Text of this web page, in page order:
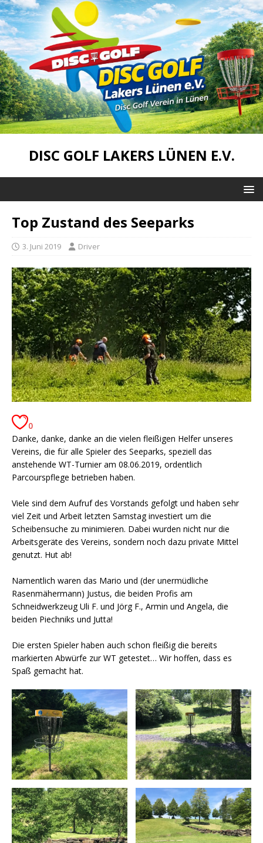
DISC GOLF LAKERS LÜNEN E.V.
Top Zustand des Seeparks
3. Juni 2019 Driver
0
Danke, danke, danke an die vielen fleißigen Helfer unseres
Vereins, die für alle Spieler des Seeparks, speziell das
anstehende WT-Turnier am 08.06.2019, ordentlich
Parcourspflege betrieben haben.
Viele sind dem Aufruf des Vorstands gefolgt und haben sehr
viel Zeit und Arbeit letzten Samstag investiert um die
Scheibensuche zu minimieren. Dabei wurden nicht nur die
Arbeitsgeräte des Vereins, sondern noch dazu private Mittel
genutzt. Hut ab!
Namentlich waren das Mario und (der unermüdliche
Rasenmähermann) Justus, die beiden Profis am
Schneidwerkzeug Uli F. und Jörg F., Armin und Angela, die
beiden Piechniks und Jutta!
Die ersten Spieler haben auch schon fleißig die bereits
markierten Abwürfe zur WT getestet… Wir hoffen, dass es
Spaß gemacht hat.